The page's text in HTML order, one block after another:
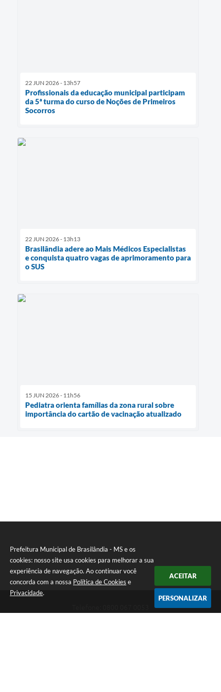
Prefeitura Municipal de Brasilândia - MS e os
cookies: nosso site usa cookies para melhorar a sua
experiência de navegação. Ao continuar você
concorda com a nossa Política de Cookies e
Privacidade.
ACEITAR
PERSONALIZAR
22 JUN 2026 - 13h57
Profissionais da educação municipal participam
da 5ª turma do curso de Noções de Primeiros
Socorros
22 JUN 2026 - 13h13
Brasilândia adere ao Mais Médicos Especialistas
e conquista quatro vagas de aprimoramento para
o SUS
15 JUN 2026 - 11h56
Pediatra orienta famílias da zona rural sobre
importância do cartão de vacinação atualizado